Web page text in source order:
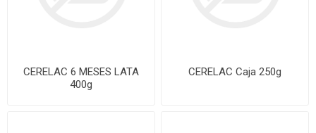
CERELAC 6 MESES LATA
400g
CERELAC Caja 250g